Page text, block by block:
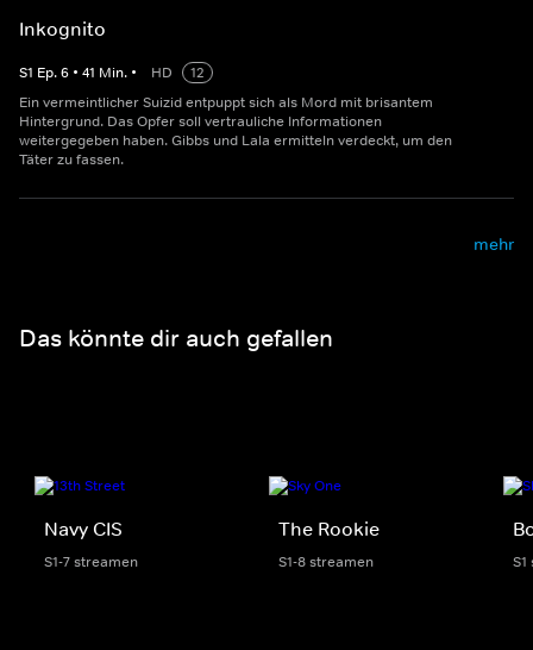
Inkognito
S1 Ep.6 • 41 Min. • HD
12
Ein vermeintlicher Suizid entpuppt sich als Mord mit brisantem
Hintergrund. Das Opfer soll vertrauliche Informationen
weitergegeben haben. Gibbs und Lala ermitteln verdeckt, um den
Täter zu fassen.
mehr
Das könnte dir auch gefallen
Navy CIS
S1-7 streamen
The Rookie
S1-8 streamen